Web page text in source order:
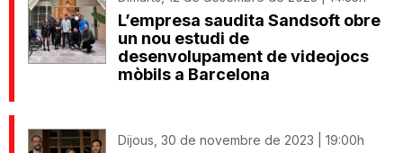
L’empresa saudita Sandsoft obre
un nou estudi de
desenvolupament de videojocs
mòbils a Barcelona
Dijous, 30 de novembre de 2023 | 19:00h